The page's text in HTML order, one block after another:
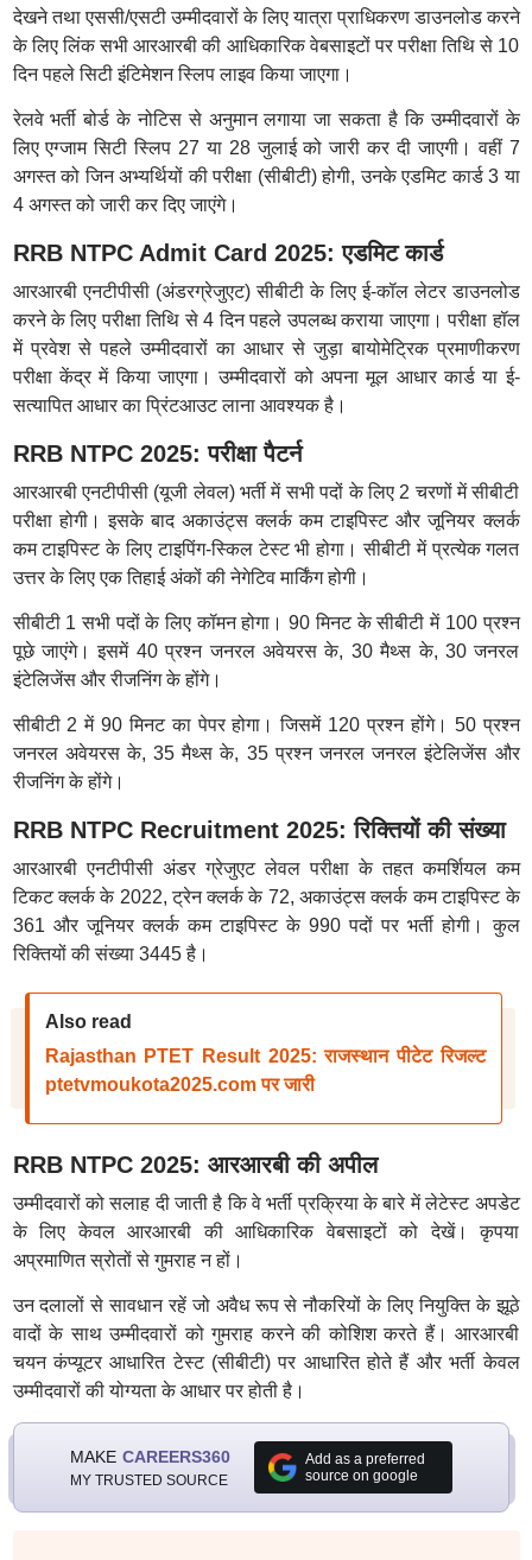
देखने तथा एससी/एसटी उम्मीदवारों के लिए यात्रा प्राधिकरण डाउनलोड करने
के लिए लिंक सभी आरआरबी की आधिकारिक वेबसाइटों पर परीक्षा तिथि से 10
दिन पहले सिटी इंटिमेशन स्लिप लाइव किया जाएगा।
रेलवे भर्ती बोर्ड के नोटिस से अनुमान लगाया जा सकता है कि उम्मीदवारों के
लिए एग्जाम सिटी स्लिप 27 या 28 जुलाई को जारी कर दी जाएगी। वहीं 7
अगस्त को जिन अभ्यर्थियों की परीक्षा (सीबीटी) होगी, उनके एडमिट कार्ड 3 या
4 अगस्त को जारी कर दिए जाएंगे।
RRB NTPC Admit Card 2025: एडमिट कार्ड
आरआरबी एनटीपीसी (अंडरग्रेजुएट) सीबीटी के लिए ई-कॉल लेटर डाउनलोड
करने के लिए परीक्षा तिथि से 4 दिन पहले उपलब्ध कराया जाएगा। परीक्षा हॉल
में प्रवेश से पहले उम्मीदवारों का आधार से जुड़ा बायोमेट्रिक प्रमाणीकरण
परीक्षा केंद्र में किया जाएगा। उम्मीदवारों को अपना मूल आधार कार्ड या ई-
सत्यापित आधार का प्रिंटआउट लाना आवश्यक है।
RRB NTPC 2025: परीक्षा पैटर्न
आरआरबी एनटीपीसी (यूजी लेवल) भर्ती में सभी पदों के लिए 2 चरणों में सीबीटी
परीक्षा होगी। इसके बाद अकाउंट्स क्लर्क कम टाइपिस्ट और जूनियर क्लर्क
कम टाइपिस्ट के लिए टाइपिंग-स्किल टेस्ट भी होगा। सीबीटी में प्रत्येक गलत
उत्तर के लिए एक तिहाई अंकों की नेगेटिव मार्किंग होगी।
सीबीटी 1 सभी पदों के लिए कॉमन होगा। 90 मिनट के सीबीटी में 100 प्रश्न
पूछे जाएंगे। इसमें 40 प्रश्न जनरल अवेयरस के, 30 मैथ्स के, 30 जनरल
इंटेलिजेंस और रीजनिंग के होंगे।
सीबीटी 2 में 90 मिनट का पेपर होगा। जिसमें 120 प्रश्न होंगे। 50 प्रश्न
जनरल अवेयरस के, 35 मैथ्स के, 35 प्रश्न जनरल जनरल इंटेलिजेंस और
रीजनिंग के होंगे।
RRB NTPC Recruitment 2025: रिक्तियों की संख्या
आरआरबी एनटीपीसी अंडर ग्रेजुएट लेवल परीक्षा के तहत कमर्शियल कम
टिकट क्लर्क के 2022, ट्रेन क्लर्क के 72, अकाउंट्स क्लर्क कम टाइपिस्ट के
361 और जूनियर क्लर्क कम टाइपिस्ट के 990 पदों पर भर्ती होगी। कुल
रिक्तियों की संख्या 3445 है।
Also read
Rajasthan PTET Result 2025: राजस्थान पीटेट रिजल्ट
ptetvmoukota2025.com पर जारी
RRB NTPC 2025: आरआरबी की अपील
उम्मीदवारों को सलाह दी जाती है कि वे भर्ती प्रक्रिया के बारे में लेटेस्ट अपडेट
के लिए केवल आरआरबी की आधिकारिक वेबसाइटों को देखें। कृपया
अप्रमाणित स्रोतों से गुमराह न हों।
उन दलालों से सावधान रहें जो अवैध रूप से नौकरियों के लिए नियुक्ति के झूठे
वादों के साथ उम्मीदवारों को गुमराह करने की कोशिश करते हैं। आरआरबी
चयन कंप्यूटर आधारित टेस्ट (सीबीटी) पर आधारित होते हैं और भर्ती केवल
उम्मीदवारों की योग्यता के आधार पर होती है।
MAKE CAREERS360
MY TRUSTED SOURCE
Add as a preferred
source on google